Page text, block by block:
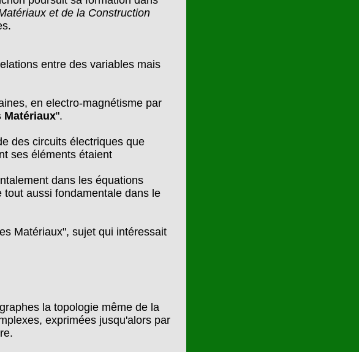
et de la Construction
entre des variables mais
en electro-magnétisme par
Matériaux".
des circuits électriques que
ses éléments étaient
dans les équations
aussi fondamentale dans le
Matériaux", sujet qui intéressait
la topologie même de la
exprimées jusqu'alors par